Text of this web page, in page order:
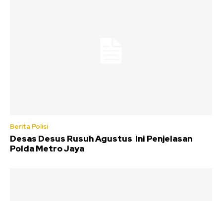
Berita Polisi
Desas Desus Rusuh Agustus Ini Penjelasan
Polda Metro Jaya